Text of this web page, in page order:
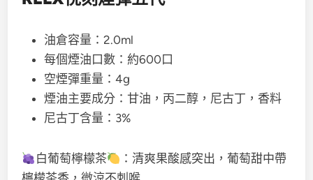
油倉容量：2.0ml
每個煙油口數：約600口
空煙彈重量：4g
煙油主要成分：甘油，丙二醇，尼古丁，香料
尼古丁含量：3%
白葡萄檸檬茶
：清爽果酸感突出，葡萄甜中帶